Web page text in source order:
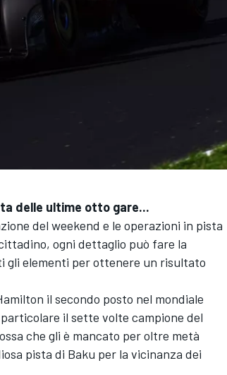
delle ultime otto gare...
del weekend e le operazioni in pista
ogni dettaglio può fare la
elementi per ottenere un risultato
il secondo posto nel mondiale
il sette volte campione del
che gli è mancato per oltre metà
pista di Baku per la vicinanza dei